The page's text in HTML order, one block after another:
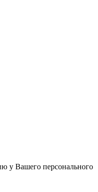
у Вашего персонального